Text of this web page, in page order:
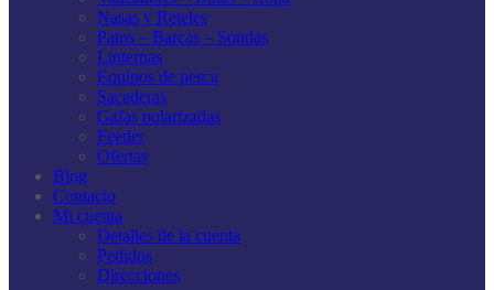
Nasas y Reteles
Patos – Barcas – Sondas
Linternas
Equipos de pesca
Sacaderas
Gafas polarizadas
Feeder
Ofertas
Blog
Contacto
Mi cuenta
Detalles de la cuenta
Pedidos
Direcciones